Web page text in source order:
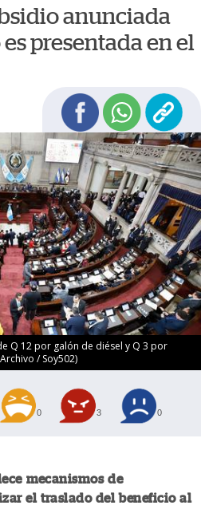
anunciada
presentada en el
Q 12 por galón de diésel y Q 3 por
/ Soy502)
0 3 0
mecanismos de
el traslado del beneficio al